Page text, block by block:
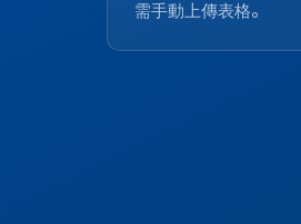
需手動上傳表格。